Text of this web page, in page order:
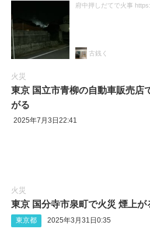
府中押しだてで火事
古銭く
火災
東京 国立市青柳の自動車販売店
がる
2025年7月3日22:41
火災
東京 国分寺市泉町で火災 煙上が
東京都 2025年3月31日0:35